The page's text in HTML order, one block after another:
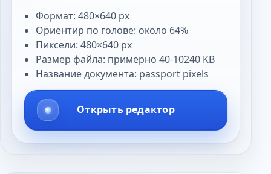
Формат: 480×640 px
Ориентир по голове: около 64%
Пиксели: 480×640 px
Размер файла: примерно 40-10240 KB
Название документа: passport pixels
Открыть редактор